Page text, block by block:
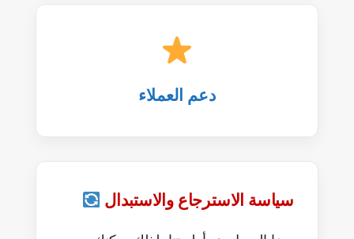
دعم العملاء
سياسة الاسترجاع والاستبدال